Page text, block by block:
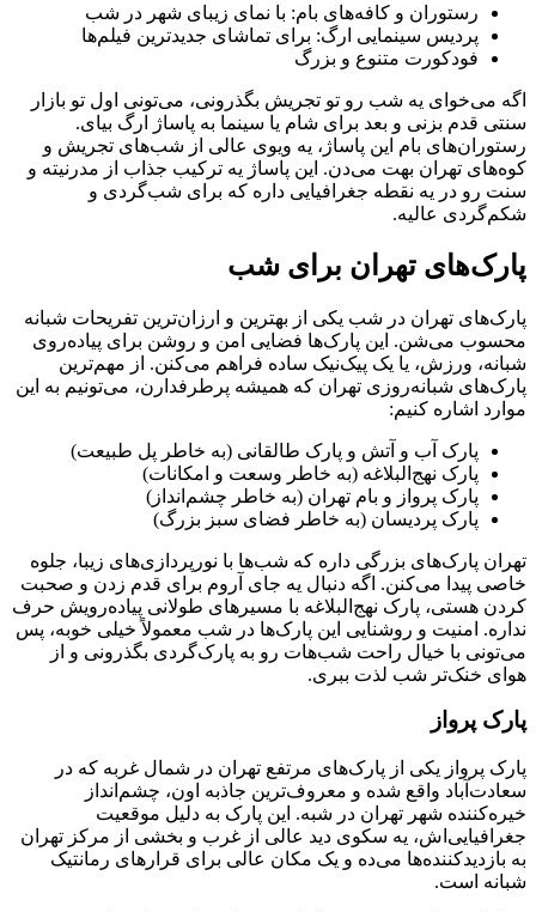
رستوران و کافه‌های بام: با نمای زیبای شهر در شب
پردیس سینمایی ارگ: برای تماشای جدیدترین فیلم‌ها
فودکورت متنوع و بزرگ
اگه می‌خوای یه شب رو تو تجریش بگذرونی، می‌تونی اول تو بازار
سنتی قدم بزنی و بعد برای شام یا سینما به پاساژ ارگ بیای.
رستوران‌های بام این پاساژ، یه ویوی عالی از شب‌های تجریش و
کوه‌های تهران بهت می‌دن. این پاساژ یه ترکیب جذاب از مدرنیته و
سنت رو در یه نقطه جغرافیایی داره که برای شب‌گردی و
شکم‌گردی عالیه.
پارک‌های تهران برای شب
پارک‌های تهران در شب یکی از بهترین و ارزان‌ترین تفریحات شبانه
محسوب می‌شن. این پارک‌ها فضایی امن و روشن برای پیاده‌روی
شبانه، ورزش، یا یک پیک‌نیک ساده فراهم می‌کنن. از مهم‌ترین
پارک‌های شبانه‌روزی تهران که همیشه پرطرفدارن، می‌تونیم به این
موارد اشاره کنیم:
پارک آب و آتش و پارک طالقانی (به خاطر پل طبیعت)
پارک نهج‌البلاغه (به خاطر وسعت و امکانات)
پارک پرواز و بام تهران (به خاطر چشم‌انداز)
پارک پردیسان (به خاطر فضای سبز بزرگ)
تهران پارک‌های بزرگی داره که شب‌ها با نورپردازی‌های زیبا، جلوه
خاصی پیدا می‌کنن. اگه دنبال یه جای آروم برای قدم زدن و صحبت
کردن هستی، پارک نهج‌البلاغه با مسیرهای طولانی پیاده‌رویش حرف
نداره. امنیت و روشنایی این پارک‌ها در شب معمولاً خیلی خوبه، پس
می‌تونی با خیال راحت شب‌هات رو به پارک‌گردی بگذرونی و از
هوای خنک‌تر شب لذت ببری.
پارک پرواز
پارک پرواز یکی از پارک‌های مرتفع تهران در شمال غربه که در
سعادت‌آباد واقع شده و معروف‌ترین جاذبه اون، چشم‌انداز
خیره‌کننده شهر تهران در شبه. این پارک به دلیل موقعیت
جغرافیایی‌اش، یه سکوی دید عالی از غرب و بخشی از مرکز تهران
به بازدیدکننده‌ها می‌ده و یک مکان عالی برای قرارهای رمانتیک
شبانه است.